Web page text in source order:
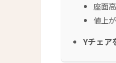
座面
値上
Yチェア